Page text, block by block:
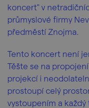
koncert" v
průmyslové firmy
předměstí Znojma.
Tento koncert není
Těšte se na
projekcí i
prostoupí celý
vystoupením a